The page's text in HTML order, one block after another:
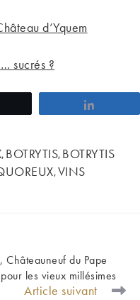
d’Yquem
sucrés ?
, BOTRYTIS, BOTRYTIS
, VINS
Châteauneuf du Pape
les vieux millésimes
Article suivant